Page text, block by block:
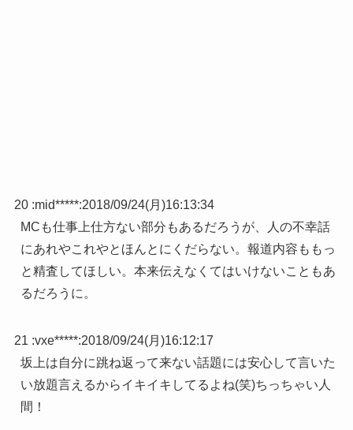
20 :mid*****:2018/09/24(月)16:13:34
MCも仕事上仕方ない部分もあるだろうが、人の不幸話
にあれやこれやとほんとにくだらない。報道内容ももっ
と精査してほしい。本来伝えなくてはいけないこともあ
るだろうに。
21 :vxe*****:2018/09/24(月)16:12:17
坂上は自分に跳ね返って来ない話題には安心して言いた
い放題言えるからイキイキしてるよね(笑)ちっちゃい人
間！